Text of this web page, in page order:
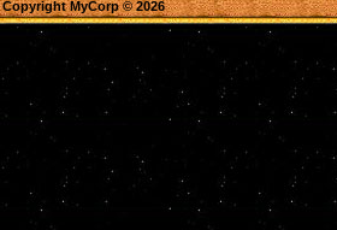
Copyright MyCorp © 2026